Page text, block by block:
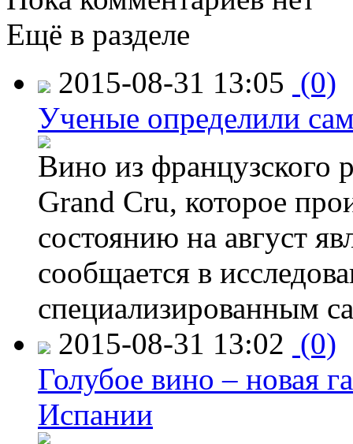
Ещё в разделе
2015-08-31 13:05 (0)
Ученые определили
Вино из французского
Grand Cru, которое
состоянию на август
сообщается в
специализированным
2015-08-31 13:02 (0)
Голубое вино – новая
Испании